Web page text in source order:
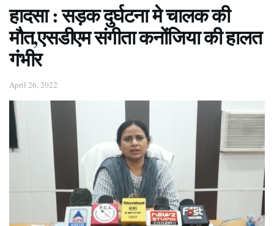
हादसा : सड़क दुर्घटना मे चालक की
मौत,एसडीएम संगीता कनोंजिया की हालत
गंभीर
April 26, 2022